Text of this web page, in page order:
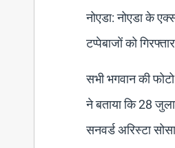
नोएडा: नोएडा के
टप्पेबाजों को
सभी भगवान की
ने बताया कि 28
सनवर्ड अरिस्टा